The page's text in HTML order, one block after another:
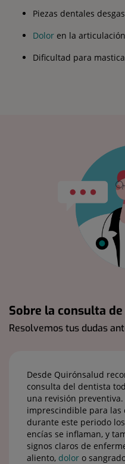
Piezas dentales
Dolor en la
Dificultad para
Sobre la consulta
Resolvemos tus dudas
Desde Quirónsalud
consulta del dentista
una revisión
imprescindible para las
durante este periodo
encías se inflaman, y
signos claros de
aliento, dolor o